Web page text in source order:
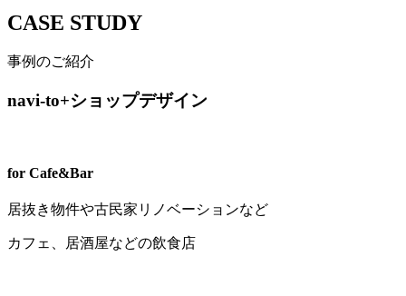
CASE STUDY
事例のご紹介
navi-to+ショップデザイン
for Cafe&Bar
居抜き物件や古民家リノベーションなど
カフェ、居酒屋などの飲食店